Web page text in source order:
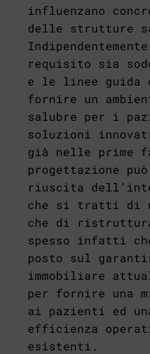
influenzano
delle strutture
requisito sia
e le linee guida
fornire un
salubre per i
soluzioni
già nelle prime
progettazione
riuscita
che si tratti di
che di
spesso infatti
posto sul
immobiliare
per fornire una
ai pazienti ed
efficienza
esistenti.